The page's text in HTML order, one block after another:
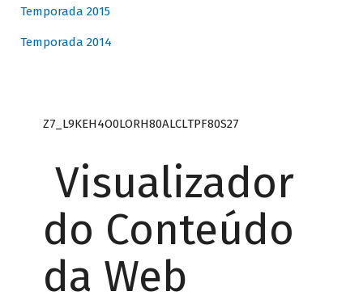
Temporada 2015
Temporada 2014
Z7_L9KEH4O0LORH80ALCLTPF80S27
Visualizador
do Conteúdo
da Web